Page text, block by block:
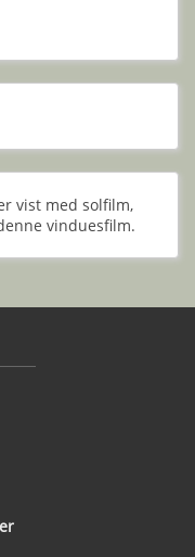
vist med solfilm,
vinduesfilm.